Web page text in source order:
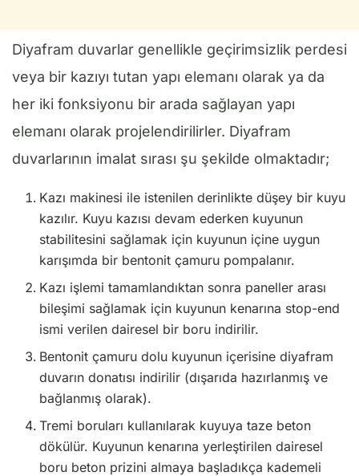
Diyafram duvarlar genellikle geçirimsizlik perdesi
veya bir kazıyı tutan yapı elemanı olarak ya da
her iki fonksiyonu bir arada sağlayan yapı
elemanı olarak projelendirilirler. Diyafram
duvarlarının imalat sırası şu şekilde olmaktadır;
Kazı makinesi ile istenilen derinlikte düşey bir kuyu
kazılır. Kuyu kazısı devam ederken kuyunun
stabilitesini sağlamak için kuyunun içine uygun
karışımda bir bentonit çamuru pompalanır.
Kazı işlemi tamamlandıktan sonra paneller arası
bileşimi sağlamak için kuyunun kenarına stop-end
ismi verilen dairesel bir boru indirilir.
Bentonit çamuru dolu kuyunun içerisine diyafram
duvarın donatısı indirilir (dışarıda hazırlanmış ve
bağlanmış olarak).
Tremi boruları kullanılarak kuyuya taze beton
dökülür. Kuyunun kenarına yerleştirilen dairesel
boru beton prizini almaya başladıkça kademeli